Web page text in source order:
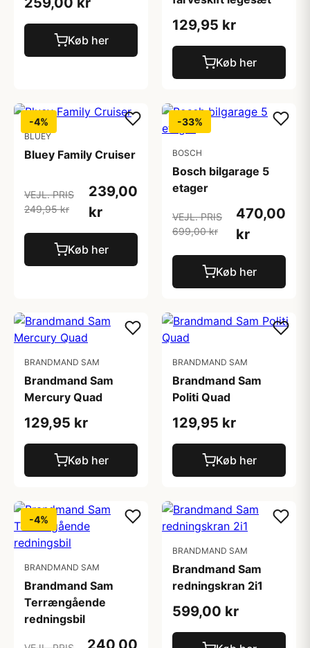
Køb her
129,95 kr
Køb her
-4%
BLUEY
Bluey Family Cruiser
VEJL. PRIS
249,95 kr
239,00
kr
Køb her
-33%
BOSCH
Bosch bilgarage 5
etager
VEJL. PRIS
699,00 kr
470,00
kr
Køb her
BRANDMAND SAM
Brandmand Sam
Mercury Quad
129,95 kr
Køb her
BRANDMAND SAM
Brandmand Sam
Politi Quad
129,95 kr
Køb her
-4%
BRANDMAND SAM
Brandmand Sam
Terrængående
redningsbil
240,00
BRANDMAND SAM
Brandmand Sam
redningskran 2i1
599,00 kr